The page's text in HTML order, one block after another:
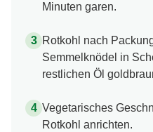
Minuten garen.
Rotkohl nach
Semmelknödel in
restlichen Öl
Vegetarisches
Rotkohl anrichten.